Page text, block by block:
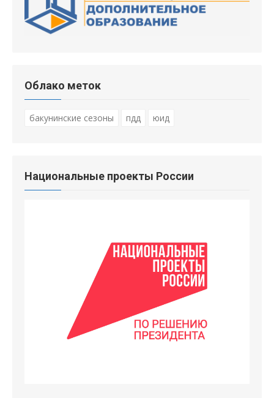
Облако меток
бакунинские сезоны пдд юид
Национальные проекты России